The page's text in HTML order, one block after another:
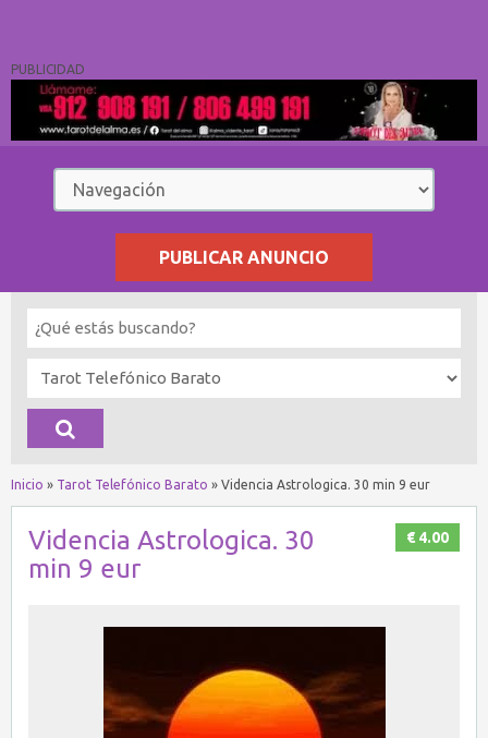
PUBLICIDAD
PUBLICAR ANUNCIO
Inicio » Tarot Telefónico Barato » Videncia Astrologica. 30 min 9 eur
€ 4.00
Videncia Astrologica. 30
min 9 eur